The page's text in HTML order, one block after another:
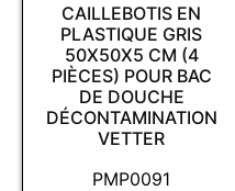
PMP0091
CAILLEBOTIS EN
PLASTIQUE GRIS
50X50X5 CM (4
PIÈCES) POUR BAC
DE DOUCHE
DÉCONTAMINATION
VETTER